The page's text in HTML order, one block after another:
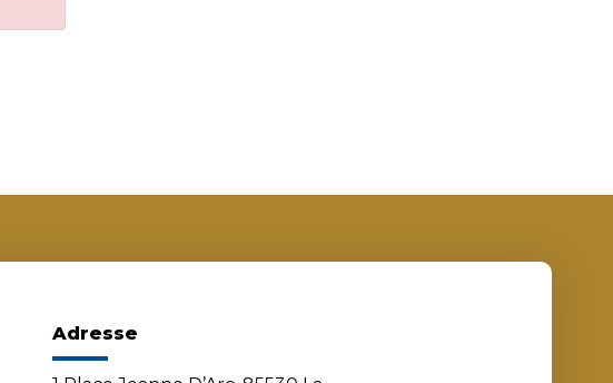
Adresse